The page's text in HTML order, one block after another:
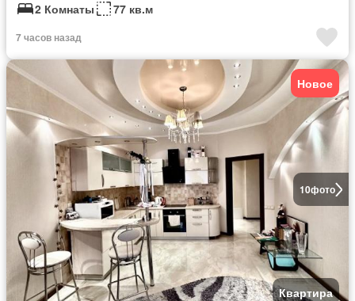
2 Комнаты
77 кв.м
7 часов назад
10фото
Новое
Квартира